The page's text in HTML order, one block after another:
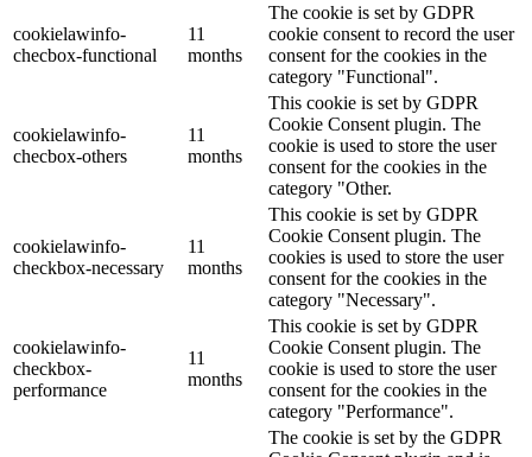
cookielawinfo-
checbox-functional
11
months
The cookie is set by GDPR
cookie consent to record the user
consent for the cookies in the
category "Functional".
cookielawinfo-
checbox-others
11
months
This cookie is set by GDPR
Cookie Consent plugin. The
cookie is used to store the user
consent for the cookies in the
category "Other.
cookielawinfo-
checkbox-necessary
11
months
This cookie is set by GDPR
Cookie Consent plugin. The
cookies is used to store the user
consent for the cookies in the
category "Necessary".
cookielawinfo-
checkbox-
performance
11
months
This cookie is set by GDPR
Cookie Consent plugin. The
cookie is used to store the user
consent for the cookies in the
category "Performance".
The cookie is set by the GDPR